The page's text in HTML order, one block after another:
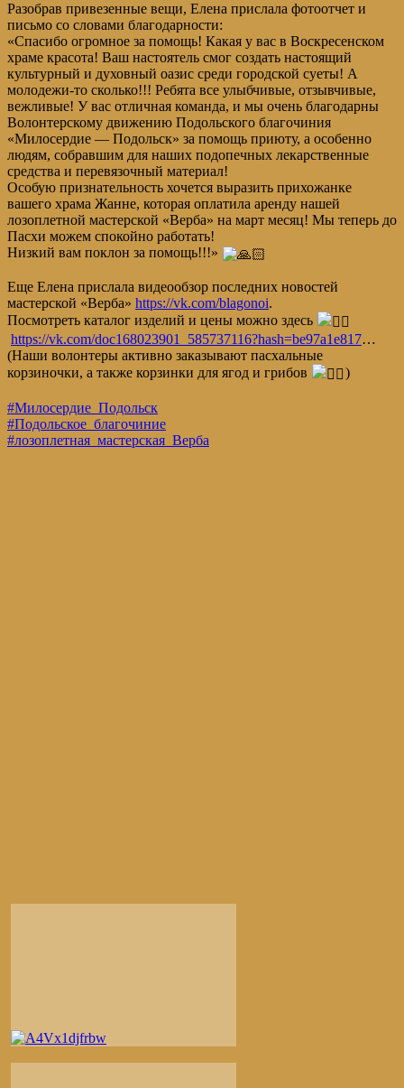
Разобрав привезенные вещи, Елена прислала фотоотчет и
письмо со словами благодарности:
«Спасибо огромное за помощь! Какая у вас в Воскресенском
храме красота! Ваш настоятель смог создать настоящий
культурный и духовный оазис среди городской суеты! А
молодежи-то сколько!!! Ребята все улыбчивые, отзывчивые,
вежливые! У вас отличная команда, и мы очень благодарны
Волонтерскому движению Подольского благочиния
«Милосердие — Подольск» за помощь приюту, а особенно
людям, собравшим для наших подопечных лекарственные
средства и перевязочный материал!
Особую признательность хочется выразить прихожанке
вашего храма Жанне, которая оплатила аренду нашей
лозоплетной мастерской «Верба» на март месяц! Мы теперь до
Пасхи можем спокойно работать!
Низкий вам поклон за помощь!!!»
Еще Елена прислала видеообзор последних новостей
мастерской «Верба» https://vk.com/blagonoi.
Посмотреть каталог изделий и цены можно здесь
https://vk.com/doc168023901_585737116?hash=be97a1e817…
(Наши волонтеры активно заказывают пасхальные
корзиночки, а также корзинки для ягод и грибов
)
#Милосердие_Подольск
#Подольское_благочиние
#лозоплетная_мастерская_Верба